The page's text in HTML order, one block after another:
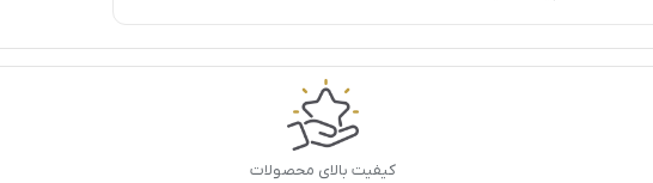
کیفیت بالای محصولات